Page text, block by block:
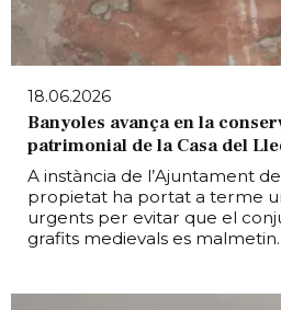
18.06.2026
Banyoles avança en la
patrimonial de la Casa del
A instància de l’Ajuntament
propietat ha portat a terme
urgents per evitar que el
grafits medievals es malmetin.